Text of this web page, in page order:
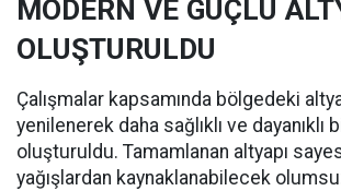
MODERN VE GÜÇLÜ
OLUŞTURULDU
Çalışmalar kapsamında bölgedeki
yenilenerek daha sağlıklı ve dayanıklı
oluşturuldu. Tamamlanan altyapı
yağışlardan kaynaklanabilecek